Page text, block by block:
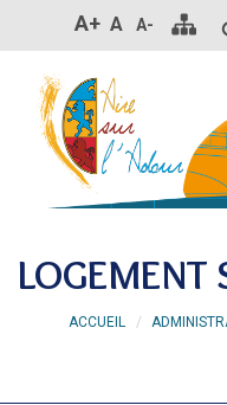
A+ A A-
LOGEMENT
ACCUEIL